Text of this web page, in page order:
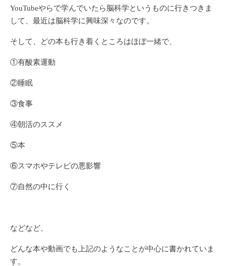
YouTubeやらで学んでいたら脳科学というものに行きつきま
して、最近は脳科学に興味深々なのです。
そして、どの本も行き着くところはほぼ一緒で、
①有酸素運動
②睡眠
③食事
④朝活のススメ
⑤本
⑥スマホやテレビの悪影響
⑦自然の中に行く
などなど、
どんな本や動画でも上記のようなことが中心に書かれていま
す。